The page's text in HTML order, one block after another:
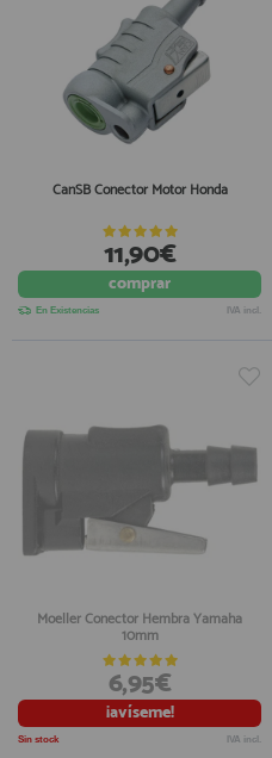
CanSB Conector Motor Honda
11,90€
comprar
En Existencias IVA incl.
Moeller Conector Hembra Yamaha
10mm
6,95€
¡avíseme!
Sin stock IVA incl.